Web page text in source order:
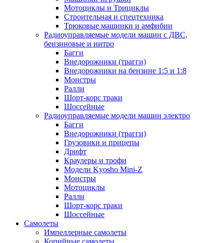
Мотоциклы и Трициклы
Строительная и спецтехника
Трюковые машинки и амфибии
Радиоуправляемые модели машин с ДВС,
бензиновые и нитро
Багги
Внедорожники (трагги)
Внедорожники на бензине 1:5 и 1:8
Монстры
Ралли
Шорт-корс траки
Шоссейные
Радиоуправляемые модели машин электро
Багги
Внедорожники (трагги)
Грузовики и прицепы
Дрифт
Краулеры и трофи
Модели Kyosho Mini-Z
Монстры
Мотоциклы
Ралли
Шорт-корс траки
Шоссейные
Самолеты
Импеллерные самолеты
Копийные самолеты